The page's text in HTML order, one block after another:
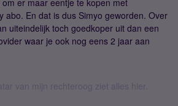
er maar eentje te kopen met
abo. En dat is dus Simyo geworden. Over
uiteindelijk toch goedkoper uit dan een
waar je ook nog eens 2 jaar aan
van mijn rechteroog ziet alles hier.